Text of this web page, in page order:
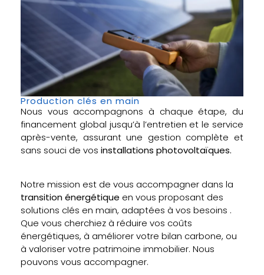
Production clés en main
Nous vous accompagnons à chaque étape, du
financement global jusqu’à l’entretien et le service
après-vente, assurant une gestion complète et
sans souci de vos installations photovoltaïques.
Notre mission est de vous accompagner dans la
transition énergétique en vous proposant des
solutions clés en main, adaptées à vos besoins .
Que vous cherchiez à réduire vos coûts
énergétiques, à améliorer votre bilan carbone, ou
à valoriser votre patrimoine immobilier. Nous
pouvons vous accompagner.